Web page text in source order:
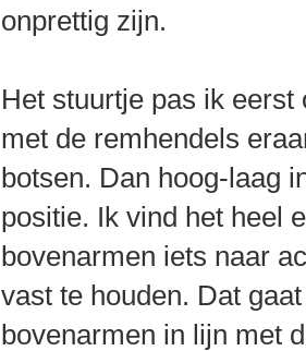
onprettig zijn.
Het stuurtje pas ik eerst
met de remhendels
botsen. Dan hoog-laag
positie. Ik vind het heel
bovenarmen iets naar
vast te houden. Dat
bovenarmen in lijn met